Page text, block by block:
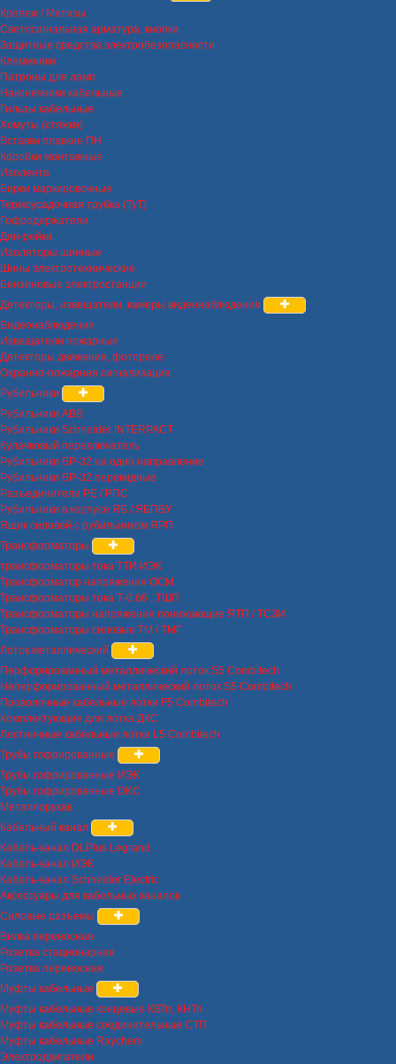
Крепеж / Метизы
Светосигнальная арматура, кнопки
Защитные средства электробезопасности
Клеммники
Патроны для ламп
Наконечники кабельные
Гильзы кабельные
Хомуты (стяжки)
Вставки плавкие ПН
Коробки монтажные
Изолента
Бирки маркировочные
Термоусадочная трубка (ТуТ)
Гофродержатели
Дин-рейки
Изоляторы шинные
Шины электротехнические
Бензиновые электростанции
Детекторы, извещатели, камеры видеонаблюдения
Видеонаблюдение
Извещатели пожарные
Детекторы движения, фотореле
Охранно-пожарная сигнализация
Рубильники
Рубильники ABB
Рубильники Schneider INTERPACT
Кулачковый переключатель
Рубильники ВР-32 на одно направление
Рубильники ВР-32 перекидные
Разъединители РЕ / РПС
Рубильники в корпусе ЯБ / ЯБПВУ
Ящик силовой с рубильником ЯРП
Трансформаторы
трансформаторы тока ТТИ ИЭК
Трансформатор напряжения ОСМ
Трансформаторы тока Т-0.66 , ТШП
Трансформаторы напряжения понижающие ЯТП / ТСЗИ
Трансформаторы силовые ТМ / ТМГ
Лоток металлический
Перфорированный металлический лоток S5 Combitech
Неперфорированный металлический лоток S5 Combitech
Проволочные кабельные лотки F5 Combitech
Комплектующие для лотка ДКС
Лестничные кабельные лотки L5 Combitech
Трубы гофрированные
Трубы гофрированные ИЭК
Трубы гофрированные DKC
Металлорукав
Кабельный канал
Кабель-канал DLPlus Legrand
Кабель-канал ИЭК
Кабель-канал Schneider Electric
Аксессуары для кабельных каналов
Силовые разъемы
Вилка переносная
Розетка стационарная
Розетка переносная
Муфты кабельные
Муфты кабельные концевые КВТп, КНТп
Муфты кабельные соединительные СТП
Муфты кабельные Raychem
Электродвигатели